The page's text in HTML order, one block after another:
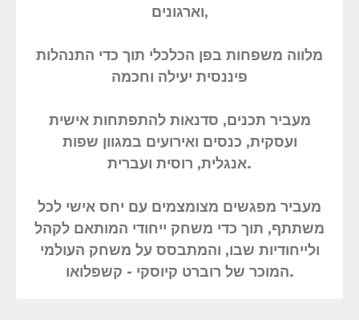
וארגונים,
מלווה משפחות בפן הכלכלי תוך כדי התנהלות
פיננסית יעילה וחכמה
מעביר תכנים, סדנאות להתפתחות אישית
ועסקית, כנסים ואירועים במגוון שפות
אנגלית, רוסית ועברית.
מעביר מפגשים מצומצמים עם יחס אישי לכל
משתתף, תוך כדי משחק ייחודי המותאם לקהל
ולייחודיות שבו, והמתבסס על משחק העולמי
המוכר של רוברט קיוסקי - קשפלואו.